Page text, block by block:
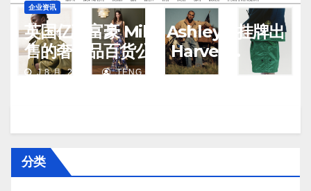
企业资讯
英国亿万富豪 Mike Ashley：挂牌出
售的奢侈品百货公司 Harvey
Nichols 正陷入“死亡螺旋”
J 8 月, 2026 TENG
分类